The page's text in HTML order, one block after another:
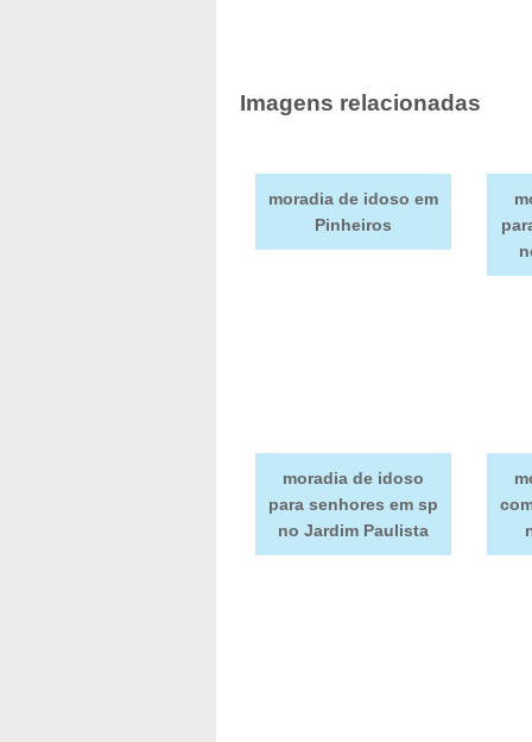
Imagens relacionadas
moradia de idoso em
Pinheiros
moradia de idoso
para senhores em sp
no Jardim Paulista